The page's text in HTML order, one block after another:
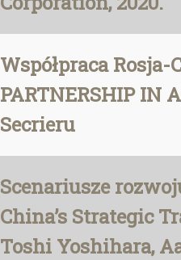
Współpraca
PARTNERSHIP IN
Secrieru
Scenariusze
China’s Strategic
Toshi Yoshihara,